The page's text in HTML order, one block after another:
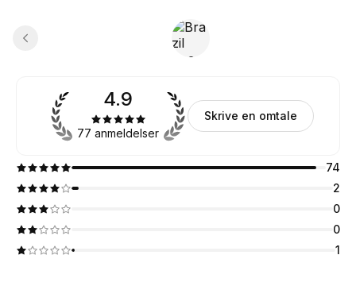
4.9
77 anmeldelser
Skrive en omtale
74
2
0
0
1